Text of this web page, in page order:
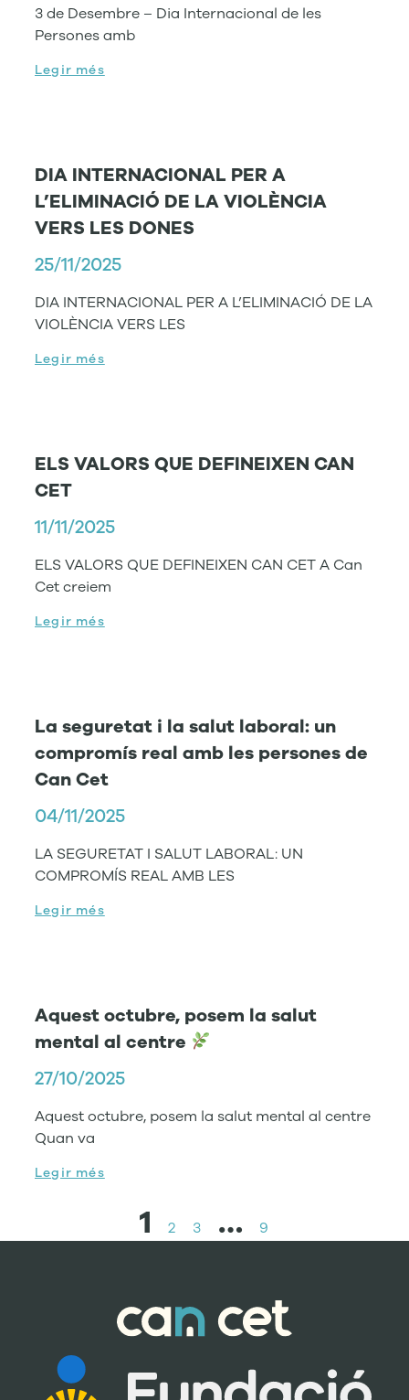
3 de Desembre – Dia Internacional de les
Persones amb
Legir més
DIA INTERNACIONAL PER A
L’ELIMINACIÓ DE LA VIOLÈNCIA
VERS LES DONES
25/11/2025
DIA INTERNACIONAL PER A L’ELIMINACIÓ DE LA
VIOLÈNCIA VERS LES
Legir més
ELS VALORS QUE DEFINEIXEN CAN
CET
11/11/2025
ELS VALORS QUE DEFINEIXEN CAN CET A Can
Cet creiem
Legir més
La seguretat i la salut laboral: un
compromís real amb les persones de
Can Cet
04/11/2025
LA SEGURETAT I SALUT LABORAL: UN
COMPROMÍS REAL AMB LES
Legir més
Aquest octubre, posem la salut
mental al centre
27/10/2025
Aquest octubre, posem la salut mental al centre
Quan va
Legir més
1 2 3 … 9